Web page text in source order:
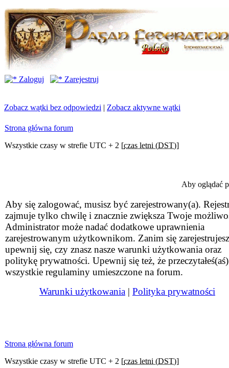
Zaloguj Zarejestruj
Zobacz wątki bez odpowiedzi | Zobacz aktywne wątki
Strona główna forum
Wszystkie czasy w strefie UTC + 2 [czas letni (DST)]
Aby oglądać
Aby się zalogować, musisz być zarejestrowany(a).
zajmuje tylko chwilę i znacznie zwiększa Twoje
Administrator może nadać dodatkowe uprawnienia
zarejestrowanym użytkownikom. Zanim się
upewnij się, czy znasz nasze warunki użytkowania oraz
politykę prywatności. Upewnij się też, że przeczytałeś(aś)
wszystkie regulaminy umieszczone na forum.
Warunki użytkowania | Polityka prywatności
Strona główna forum
Wszystkie czasy w strefie UTC + 2 [czas letni (DST)]